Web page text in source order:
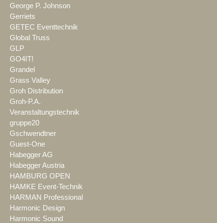
George P. Johnson
Gerriets
GETEC Eventtechnik
Global Truss
GLP
GO4IT!
Grandel
Grass Valley
Groh Distribution
Groh-P.A.
Veranstaltungstechnik
gruppe20
Gschwendtner
Guest-One
Habegger AG
Habegger Austria
HAMBURG OPEN
HAMKE Event-Technik
HARMAN Professional
Harmonic Design
Harmonic Sound